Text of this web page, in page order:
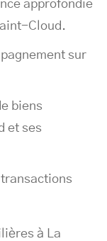
approfondie
Cloud.
sur
biens
et ses
transactions
à La